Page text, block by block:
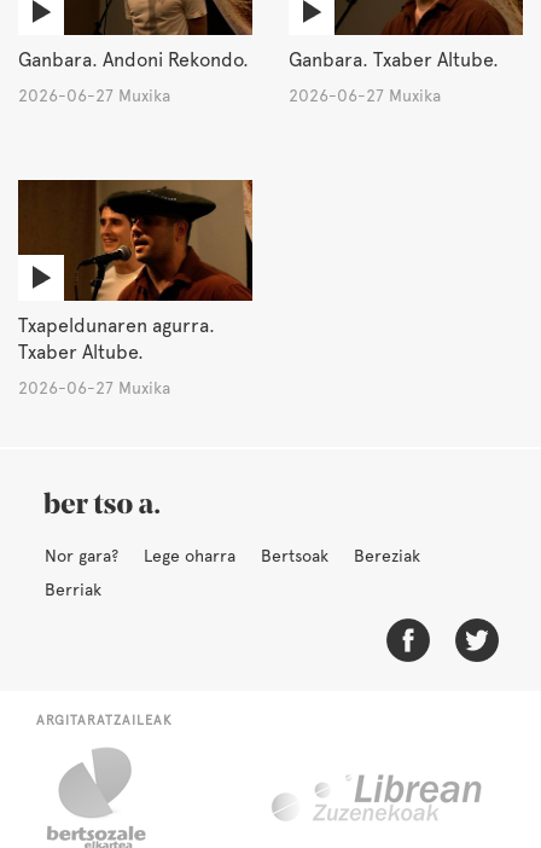
Ganbara. Andoni Rekondo.
2026-06-27 Muxika
Ganbara. Txaber Altube.
2026-06-27 Muxika
Txapeldunaren agurra.
Txaber Altube.
2026-06-27 Muxika
Nor gara? Lege oharra Bertsoak
Bereziak
Berriak
ARGITARATZAILEAK